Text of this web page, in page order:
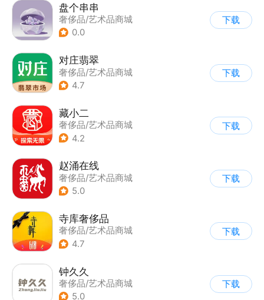
盘个串串
奢侈品/艺术品商城
0.0
下载
对庄翡翠
奢侈品/艺术品商城
4.7
下载
藏小二
奢侈品/艺术品商城
4.2
下载
赵涌在线
奢侈品/艺术品商城
5.0
下载
寺库奢侈品
奢侈品/艺术品商城
4.7
下载
钟久久
奢侈品/艺术品商城
5.0
下载